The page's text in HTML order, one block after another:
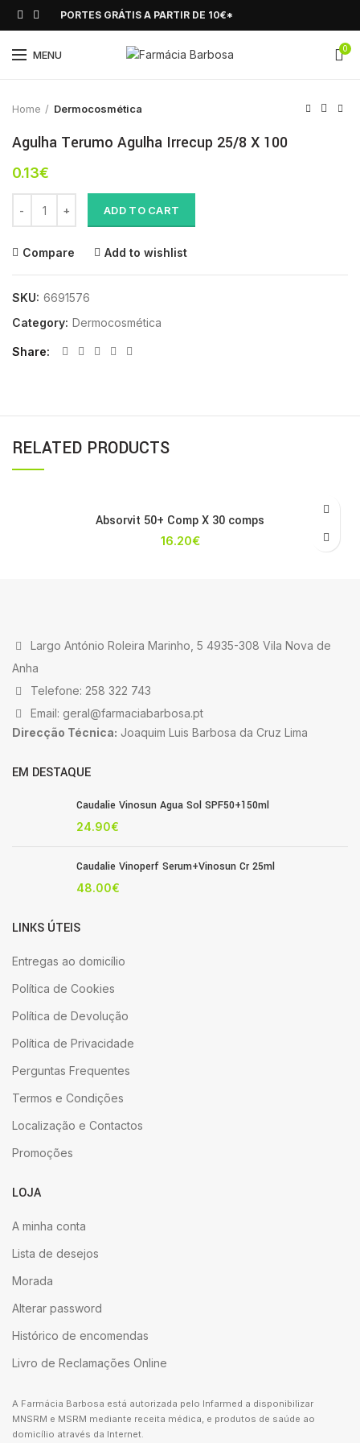
PORTES GRÁTIS A PARTIR DE 10€*
MENU 0
Click to enlarge
Home Dermocosmética
Agulha Terumo Agulha Irrecup 25/8 X 100
0.13€
ADD TO CART
Compare Add to wishlist
SKU: 6691576
Category: Dermocosmética
Share
RELATED PRODUCTS
Absorvit 50+ Comp X 30 comps
16.20€
Largo António Roleira Marinho, 5 4935-308 Vila Nova de
Anha
Telefone: 258 322 743
Email: geral@farmaciabarbosa.pt
Direcção Técnica: Joaquim Luis Barbosa da Cruz Lima
EM DESTAQUE
Caudalie Vinosun Agua Sol SPF50+150ml
24.90€
Caudalie Vinoperf Serum+Vinosun Cr 25ml
48.00€
LINKS ÚTEIS
Entregas ao domicílio
Política de Cookies
Política de Devolução
Política de Privacidade
Perguntas Frequentes
Termos e Condições
Localização e Contactos
Promoções
LOJA
A minha conta
Lista de desejos
Morada
Alterar password
Histórico de encomendas
Livro de Reclamações Online
A Farmácia Barbosa está autorizada pelo Infarmed a disponibilizar
MNSRM e MSRM mediante receita médica, e produtos de saúde ao
domicílio através da Internet.